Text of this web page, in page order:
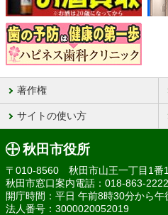
著作権
サイトの使い方
秋田市役所
〒010-8560 秋田市山王一丁目1番
秋田市窓口案内電話：018-863-
開庁時間：平日 午前8時30分から午
法人番号：3000020052019